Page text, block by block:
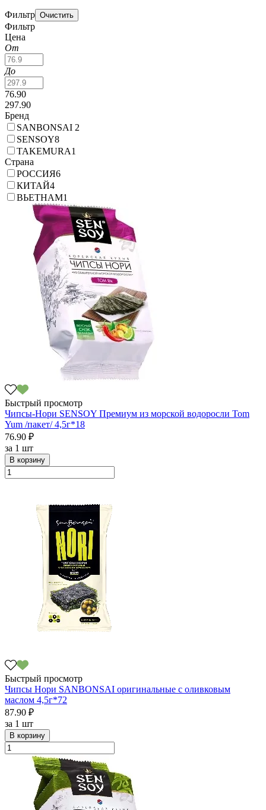
Фильтр
Фильтр
Цена
От
До
76.90
297.90
Бренд
SANBONSAI 2
SENSOY8
TAKEMURA1
Страна
РОССИЯ6
КИТАЙ4
ВЬЕТНАМ1
Быстрый просмотр
Чипсы-Нори SENSOY Премиум из морской водоросли Tom
Yum /пакет/ 4,5г*18
76.90 ₽
за 1 шт
В корзину
Быстрый просмотр
Чипсы Нори SANBONSAI оригинальные с оливковым
маслом 4,5г*72
87.90 ₽
за 1 шт
В корзину